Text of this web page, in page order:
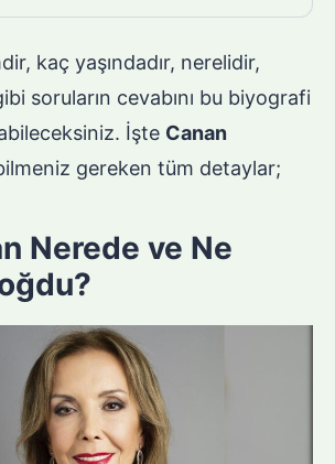
kaç yaşındadır, nerelidir,
soruların cevabını bu biyografi
İşte Canan
gereken tüm detaylar;
Nerede ve Ne